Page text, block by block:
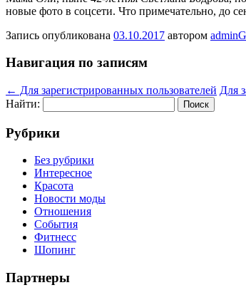
новые фото в соцсети. Что примечательно, до
Запись опубликована 03.10.2017 автором
Навигация по записям
← Для зарегистрированных пользователей Для
Найти:
Рубрики
Без рубрики
Интересное
Красота
Новости моды
Отношения
События
Фитнесс
Шопинг
Партнеры